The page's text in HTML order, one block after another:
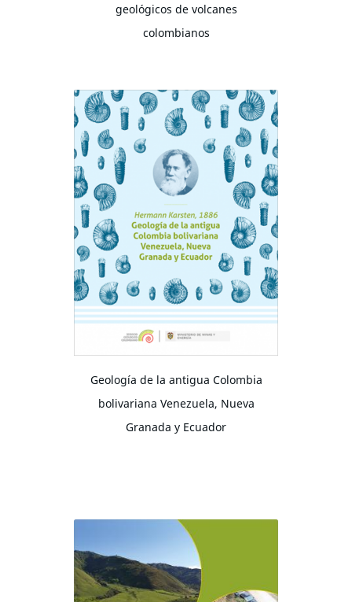
geológicos de volcanes
colombianos
Geología de la antigua Colombia
bolivariana Venezuela, Nueva
Granada y Ecuador